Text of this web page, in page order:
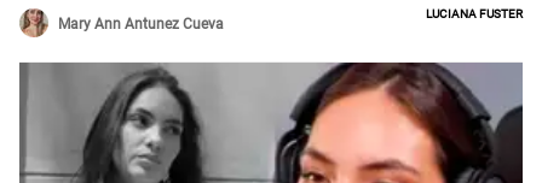
Mary Ann Antunez Cueva
Luciana Fuster